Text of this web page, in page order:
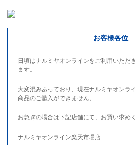
お客様各位
日頃はナルミヤオンラインをご利用いただ
ます。
大変混みあっており、現在ナルミヤオンラ
商品のご購入ができません。
お急ぎの場合は下記店舗にて、お買い求め
ナルミヤオンライン楽天市場店